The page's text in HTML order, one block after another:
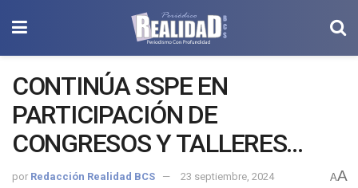
CONTINÚA SSPE EN
PARTICIPACIÓN DE
CONGRESOS Y TALLERES
INTERNACIONALES
por Redacción Realidad BCS 23 septiembre, 2024 AA